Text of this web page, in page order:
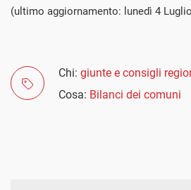
(ultimo aggiornamento: lunedì 4
Chi: giunte e consigli
Cosa: Bilanci dei comuni